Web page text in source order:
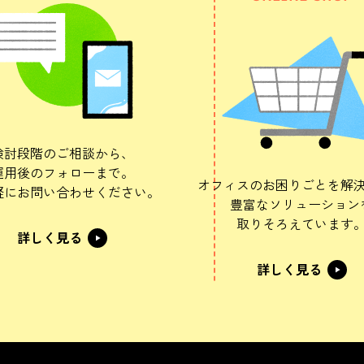
段階のご相談から、
後のフォローまで。
お問い合わせください。
詳しく見る
オフィスのお困りごとを解決
豊富なソリューション
取りそろえています。
詳しく見る